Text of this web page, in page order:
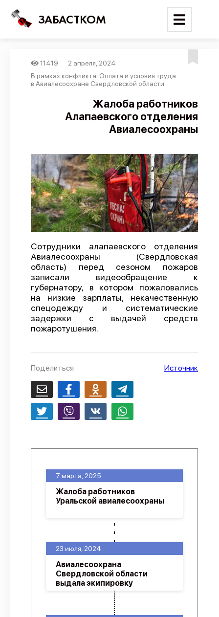
ЗАБАСТКОМ
Войти
Поиск
Новости
Карта событий
Отчеты
Предложить публикацию
Справочник
API
О проекте
Политика конфиденциальности
11419
2 апреля, 2024
В рамках конфликта: Оплата и условия труда
в Авиалесоохране Свердловской области
Жалоба работников
Алапаевского отделения
Авиалесоохраны
Сотрудники алапаевского отделения
Авиалесоохраны (Свердловская
область) перед сезоном пожаров
записали видеообращение к
губернатору, в котором пожаловались
на низкие зарплаты, некачественную
спецодежду и систематические
задержки с выдачей средств
пожаротушения.
Поделиться Источник
23 июля, 2024
Авиалесоохрана
Свердловской области
выдала экипировку
7 марта, 2025
Жалоба работников
Уральской авиалесоохраны